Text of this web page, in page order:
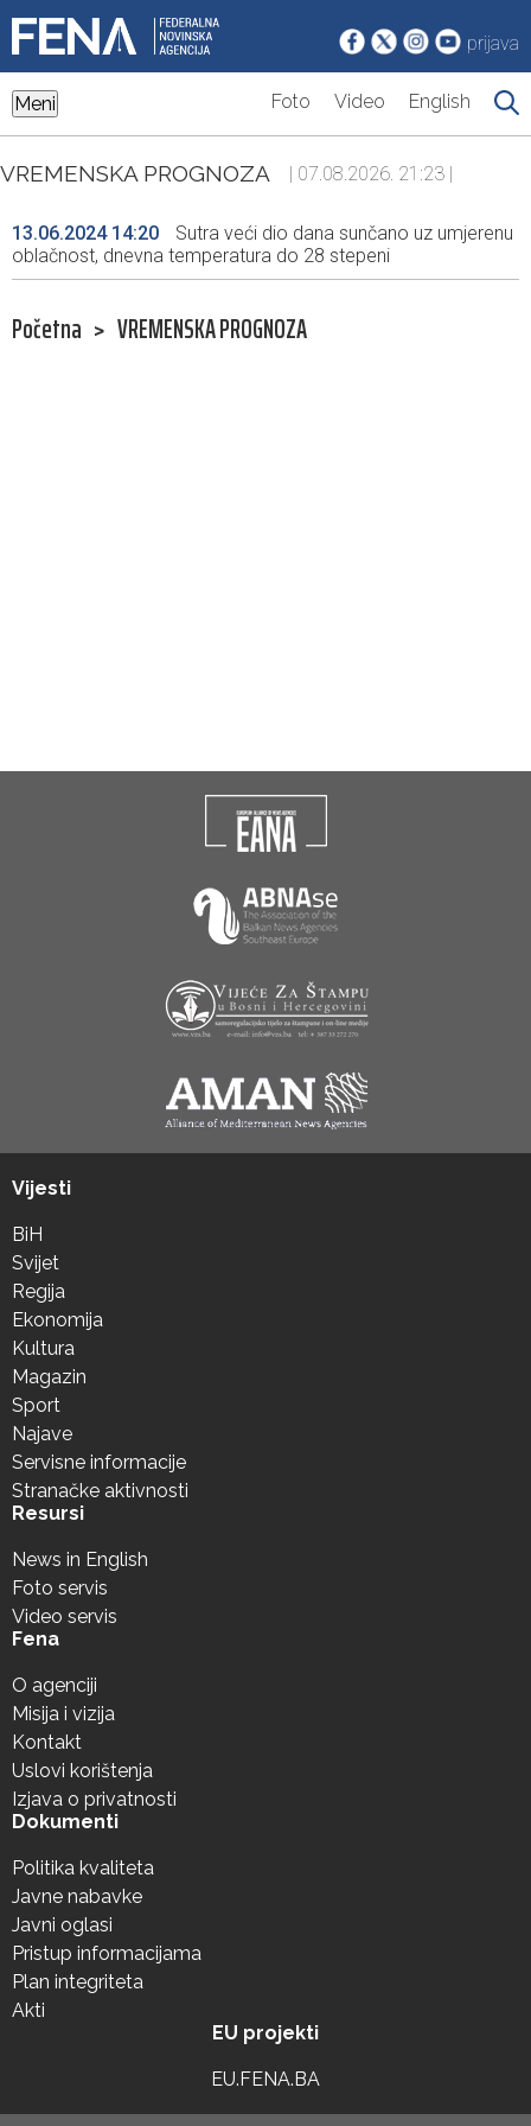
prijava
Meni Foto Video English
VREMENSKA PROGNOZA | 07.08.2026. 21:23 |
13.06.2024 14:20
Sutra veći dio dana sunčano uz umjerenu
oblačnost, dnevna temperatura do 28 stepeni
Početna > VREMENSKA PROGNOZA
Vijesti
BiH
Svijet
Regija
Ekonomija
Kultura
Magazin
Sport
Najave
Servisne informacije
Stranačke aktivnosti
Resursi
News in English
Foto servis
Video servis
Fena
O agenciji
Misija i vizija
Kontakt
Uslovi korištenja
Izjava o privatnosti
Dokumenti
Politika kvaliteta
Javne nabavke
Javni oglasi
Pristup informacijama
Plan integriteta
Akti
EU projekti
EU.FENA.BA